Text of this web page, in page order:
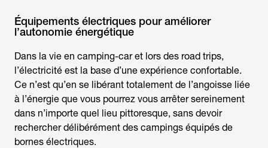
Équipements électriques pour améliorer
l’autonomie énergétique
Dans la vie en camping-car et lors des road trips,
l’électricité est la base d’une expérience confortable.
Ce n’est qu’en se libérant totalement de l’angoisse liée
à l’énergie que vous pourrez vous arrêter sereinement
dans n’importe quel lieu pittoresque, sans devoir
rechercher délibérément des campings équipés de
bornes électriques.